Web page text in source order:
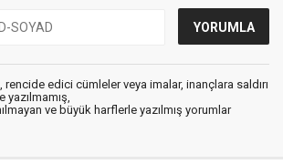
rencide edici cümleler veya imalar, inançlara saldırı
yazılmamış,
ve büyük harflerle yazılmış yorumlar